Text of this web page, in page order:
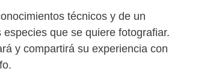
técnicos y de un
que se quiere fotografiar.
y compartirá su experiencia con